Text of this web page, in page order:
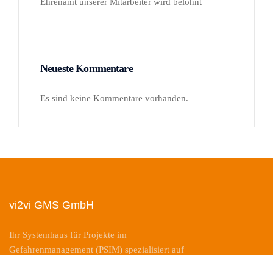
Neueste Kommentare
Es sind keine Kommentare vorhanden.
vi2vi GMS GmbH
Ihr Systemhaus für Projekte im
Gefahrenmanagement (PSIM) spezialisiert auf